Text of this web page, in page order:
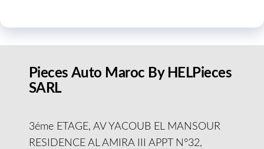
Pieces Auto Maroc By HELPieces
SARL
3éme ETAGE, AV YACOUB EL MANSOUR
RESIDENCE AL AMIRA III APPT N°32,